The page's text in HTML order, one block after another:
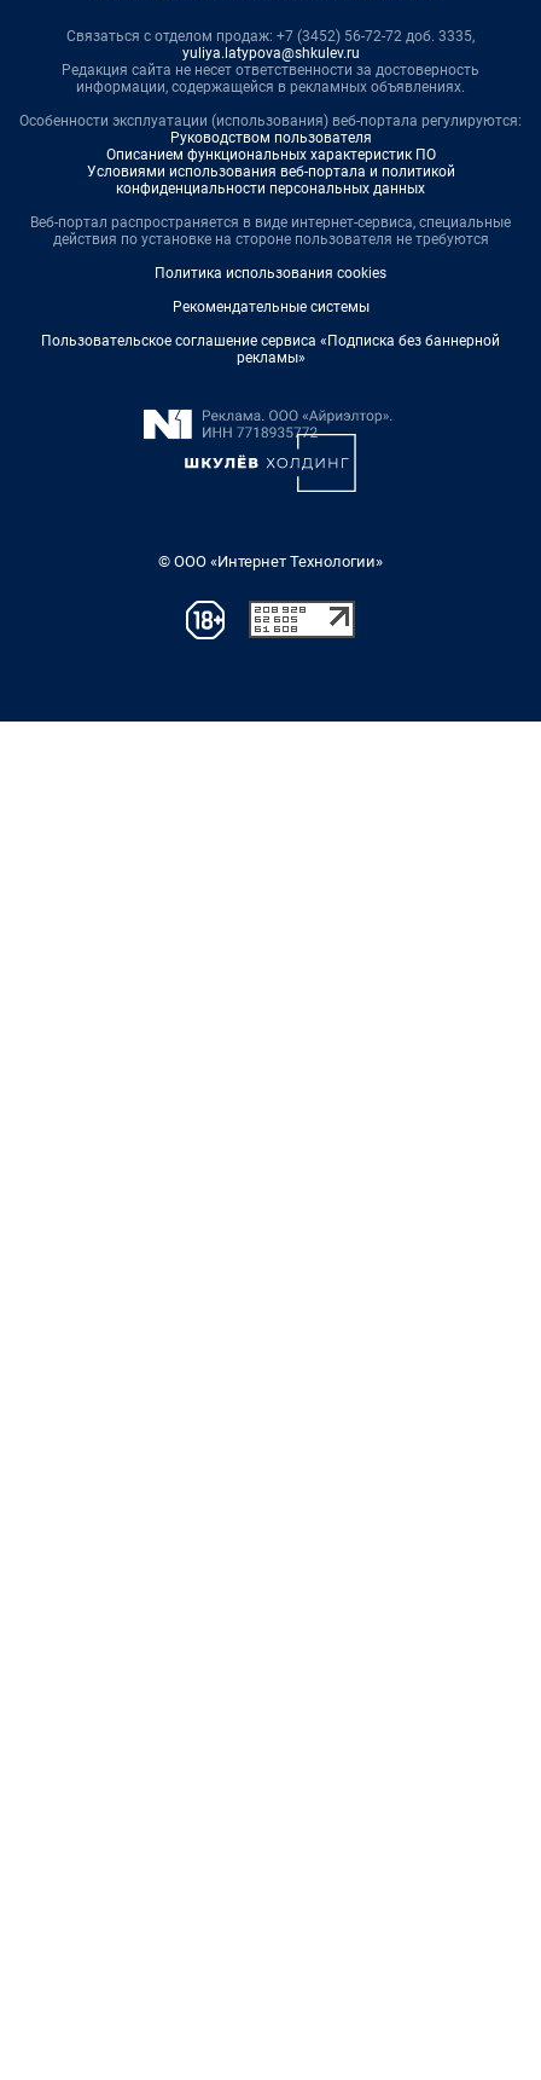
Связаться с отделом продаж: +7 (3452) 56-72-72 доб. 3335,
yuliya.latypova@shkulev.ru
Редакция сайта не несет ответственности за достоверность
информации, содержащейся в рекламных объявлениях.
Особенности эксплуатации (использования) веб-портала регулируются:
Руководством пользователя
Описанием функциональных характеристик ПО
Условиями использования веб-портала и политикой
конфиденциальности персональных данных
Веб-портал распространяется в виде интернет-сервиса, специальные
действия по установке на стороне пользователя не требуются
Политика использования cookies
Рекомендательные системы
Пользовательское соглашение сервиса «Подписка без баннерной
рекламы»
© ООО «Интернет Технологии»